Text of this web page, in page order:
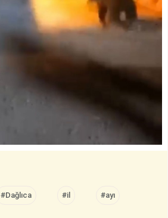
#Dağlıca #il #ayı